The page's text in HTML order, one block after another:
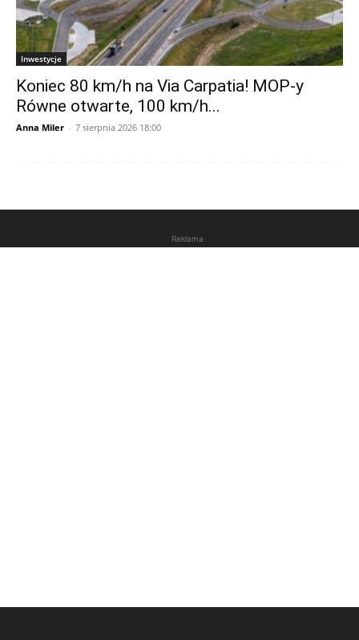
Inwestycje
Koniec 80 km/h na Via Carpatia! MOP-y
Równe otwarte, 100 km/h...
Anna Miler - 7 sierpnia 2026 18:00
Reklama